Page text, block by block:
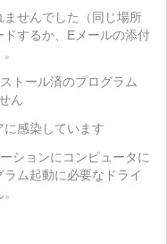
せんでした（同じ場所
するか、Eメールの添付
トール済のプログラム
ん
感染しています
ションにコンピュータに
ム起動に必要なドライ